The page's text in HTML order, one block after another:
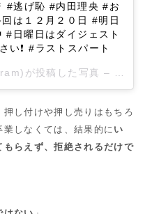
#逃げ恥 #内田理央 #お
は１２月２０日 #明日
#日曜日はダイジェスト
い❗ #ラストスパート
し付けや押し売りはもちろ
業しなくては、結果的にい
らえず、拒絶されるだけで